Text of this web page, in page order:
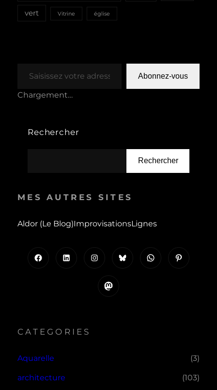
vert Vitrine église
Abonnez-vous
Chargement…
Rechercher
Rechercher
MES AUTRES SITES
Aldor (le Blog)ImprovisationsLignes
Instagram WhatsApp
Mastodon
CATEGORIES
Aquarelle (3)
architecture (103)